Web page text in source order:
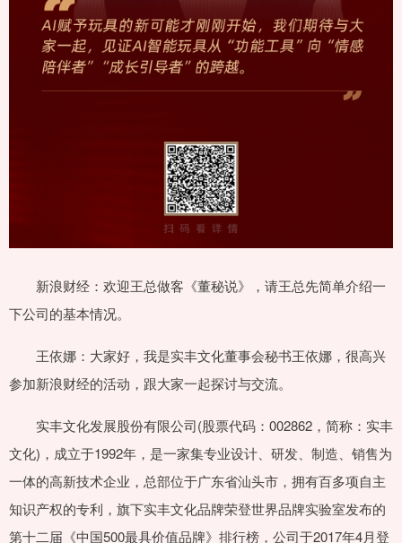
新浪财经：欢迎王总做客《董秘说》，请王总先简单介绍一
下公司的基本情况。
王依娜：大家好，我是实丰文化董事会秘书王依娜，很高兴
参加新浪财经的活动，跟大家一起探讨与交流。
实丰文化发展股份有限公司(股票代码：002862，简称：实丰
文化)，成立于1992年，是一家集专业设计、研发、制造、销售为
一体的高新技术企业，总部位于广东省汕头市，拥有百多项自主
知识产权的专利，旗下实丰文化品牌荣登世界品牌实验室发布的
第十二届《中国500最具价值品牌》排行榜，公司于2017年4月登